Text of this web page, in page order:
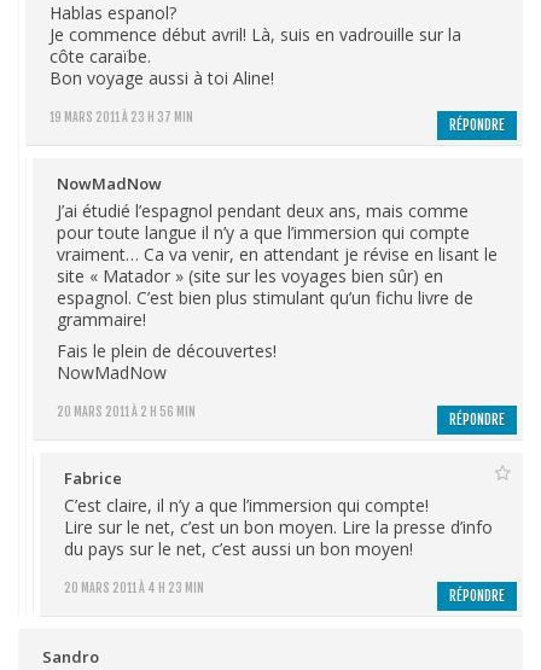
19 MARS 2011 À 23 H 37 MIN
Hablas espanol?
Je commence début avril! Là, suis en vadrouille sur la
côte caraïbe.
Bon voyage aussi à toi Aline!
RÉPONDRE
NowMadNow
20 MARS 2011 À 2 H 56 MIN
J’ai étudié l’espagnol pendant deux ans, mais comme
pour toute langue il n’y a que l’immersion qui compte
vraiment… Ca va venir, en attendant je révise en lisant le
site « Matador » (site sur les voyages bien sûr) en
espagnol. C’est bien plus stimulant qu’un fichu livre de
grammaire!
Fais le plein de découvertes!
NowMadNow
RÉPONDRE
Fabrice
20 MARS 2011 À 4 H 23 MIN
C’est claire, il n’y a que l’immersion qui compte!
Lire sur le net, c’est un bon moyen. Lire la presse d’info
du pays sur le net, c’est aussi un bon moyen!
RÉPONDRE
Sandro